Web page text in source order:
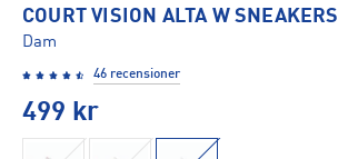
COURT VISION ALTA W SNEAKERS
Dam
46 recensioner
499 kr